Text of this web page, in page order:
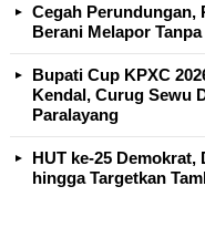
Cegah Perundungan,
Berani Melapor
Bupati Cup KPXC
Kendal, Curug Sewu
Paralayang
HUT ke-25 Demokrat,
hingga Targetkan